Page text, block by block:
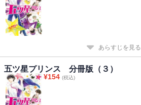
あらすじを見る
五ツ星プリンス 分冊版（３）
¥154 (税込)